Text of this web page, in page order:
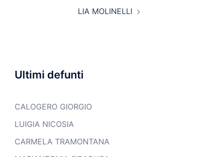
LIA MOLINELLI
Ultimi defunti
CALOGERO GIORGIO
LUIGIA NICOSIA
CARMELA TRAMONTANA